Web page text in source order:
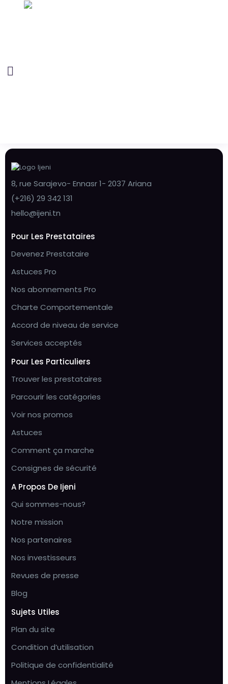
8, rue Sarajevo- Ennasr 1- 2037 Ariana
(+216) 29 342 131
hello@ijeni.tn
Pour Les Prestataires
Devenez Prestataire
Astuces Pro
Nos abonnements Pro
Charte Comportementale
Accord de niveau de service
Services acceptés
Pour Les Particuliers
Trouver les prestataires
Parcourir les catégories
Voir nos promos
Astuces
Comment ça marche
Consignes de sécurité
A Propos De Ijeni
Qui sommes-nous?
Notre mission
Nos partenaires
Nos investisseurs
Revues de presse
Blog
Sujets Utiles
Plan du site
Condition d’utilisation
Politique de confidentialité